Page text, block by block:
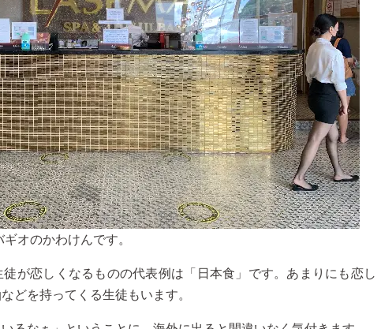
オのかわけんです。
が恋しくなるものの代表例は「日本食」です。あまりにも恋し
どを持ってくる生徒もいます。